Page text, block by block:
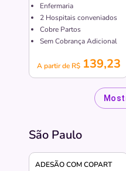
Enfermaria
2 Hospitais conveniados
Cobre Partos
Sem Cobrança Adicional
A partir de R$ 139,23
São Paulo
ADESÃO COM COPART